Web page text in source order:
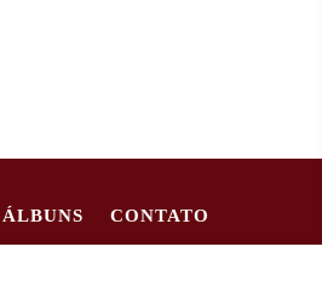
ÁLBUNS CONTATO